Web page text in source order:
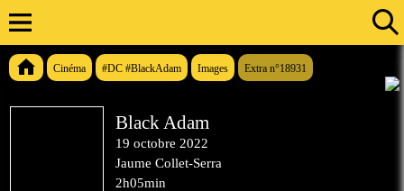
Cinéma #DC #BlackAdam Images Extra n°18931
Black Adam
19 octobre 2022
Jaume Collet-Serra
2h05min